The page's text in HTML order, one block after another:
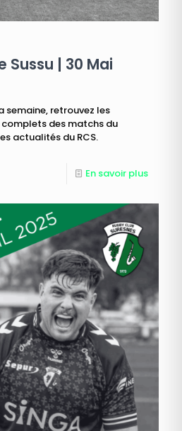
Sussu | 30 Mai
semaine, retrouvez les
des matchs du
actualités du RCS.
En savoir plus